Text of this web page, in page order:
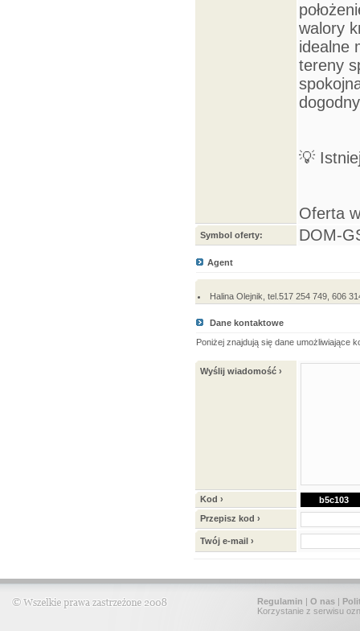
walory
idealne
tereny
💡
Oferta
Symbol oferty: DOM-
Agent
Halina Olejnik, tel.517 254 749, 606
Dane kontaktowe
Poniżej znajdują się dane umożliwiające
Wyślij wiadomość ›
Kod ›
b5c103
Przepisz kod ›
Twój e-mail ›
Regulamin | O nas |
Korzystanie z serwisu